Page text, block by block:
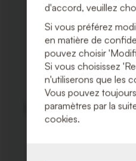
d'accord, veuillez
Si vous préférez
en matière de
pouvez choisir
Si vous choisissez
n'utiliserons que les
Vous pouvez
paramètres par la
cookies.